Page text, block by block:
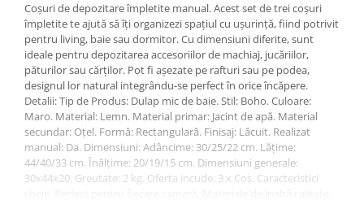
Coșuri de depozitare împletite manual. Acest set de trei coșuri
împletite te ajută să îți organizezi spațiul cu ușurință, fiind potrivit
pentru living, baie sau dormitor. Cu dimensiuni diferite, sunt
ideale pentru depozitarea accesoriilor de machiaj, jucăriilor,
păturilor sau cărților. Pot fi așezate pe rafturi sau pe podea,
designul lor natural integrându-se perfect în orice încăpere.
Detalii: Tip de Produs: Dulap mic de baie. Stil: Boho. Culoare:
Maro. Material: Lemn. Material primar: Jacint de apă. Material
secundar: Oțel. Formă: Rectangulară. Finisaj: Lăcuit. Realizat
manual: Da. Dimensiuni: Adâncime: 30/25/22 cm. Lățime:
44/40/33 cm. Înălțime: 20/19/15 cm. Dimensiuni generale:
30x44x20. Greutate: 2 kg. Oferta incude: 3 x Coș. Caracteristici